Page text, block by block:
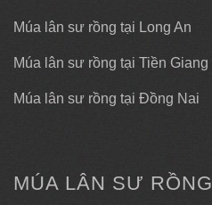
Múa lân sư rồng tại Long An
Múa lân sư rồng tại Tiền Giang
Múa lân sư rồng tại Đồng Nai
MÚA LÂN SƯ RỒNG